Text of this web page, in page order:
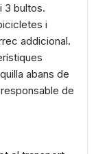
3 bultos.
i
addicional.
abans de
de